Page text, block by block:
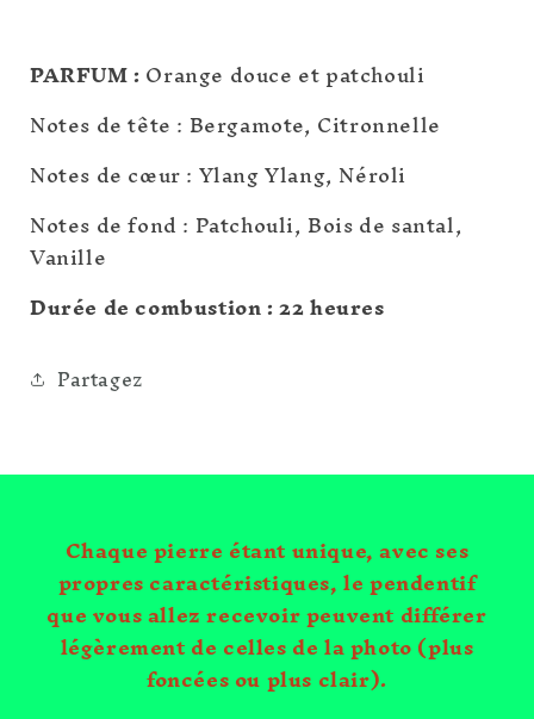
PARFUM :Orange douce et patchouli
Notes de tête : Bergamote, Citronnelle
Notes de cœur : Ylang Ylang, Néroli
Notes de fond : Patchouli, Bois de santal,
Vanille
Durée de combustion : 22 heures
Partagez
Chaque pierre étant unique, avec ses
propres caractéristiques, le pendentif
que vous allez recevoir peuvent différer
légèrement de celles de la photo (plus
foncées ou plus clair).